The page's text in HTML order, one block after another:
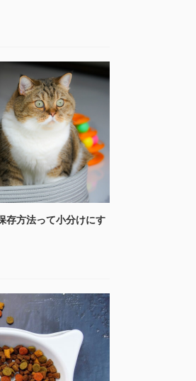
存方法って小分けにす